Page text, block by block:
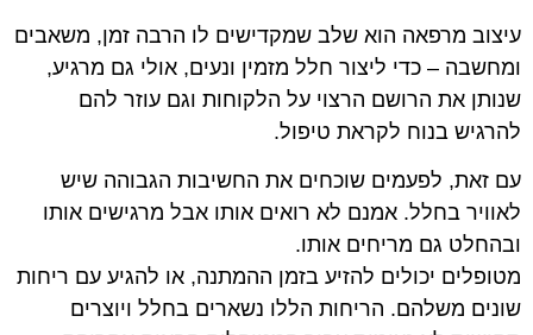
עיצוב מרפאה הוא שלב שמקדישים לו הרבה זמן, משאבים
ומחשבה – כדי ליצור חלל מזמין ונעים, אולי גם מרגיע,
שנותן את הרושם הרצוי על הלקוחות וגם עוזר להם
להרגיש בנוח לקראת טיפול.
עם זאת, לפעמים שוכחים את החשיבות הגבוהה שיש
לאוויר בחלל. אמנם לא רואים אותו אבל מרגישים אותו
ובהחלט גם מריחים אותו.
מטופלים יכולים להזיע בזמן ההמתנה, או להגיע עם ריחות
שונים משלהם. הריחות הללו נשארים בחלל ויוצרים